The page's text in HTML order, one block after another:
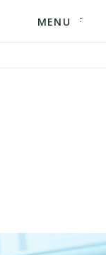
MENU